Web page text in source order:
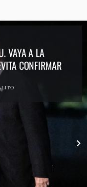
VAYA A LA
CONFIRMAR